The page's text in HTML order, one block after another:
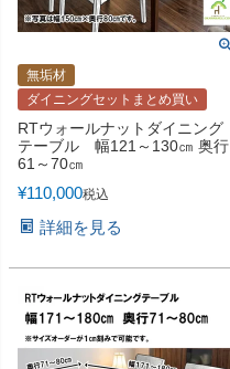
無垢材
ダイニングセットまとめ買い
RTウォールナットダイニング
テーブル 幅121～130㎝ 奥行
61～70㎝
¥110,000税込
詳細を見る